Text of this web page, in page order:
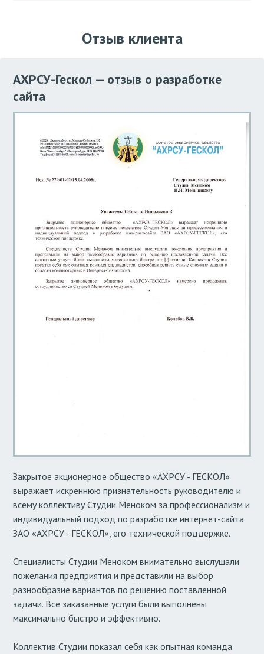
Отзыв клиента
АХРСУ-Гескол — отзыв о разработке
сайта
Закрытое акционерное общество «АХРСУ - ГЕСКОЛ»
выражает искреннюю признательность руководителю и
всему коллективу Студии Меноком за профессионализм и
индивидуальный подход по разработке интернет-сайта
ЗАО «АХРСУ - ГЕСКОЛ», его технической поддержке.
Специалисты Студии Меноком внимательно выслушали
пожелания предприятия и представили на выбор
разнообразие вариантов по решению поставленной
задачи. Все заказанные услуги были выполнены
максимально быстро и эффективно.
Коллектив Студии показал себя как опытная команда